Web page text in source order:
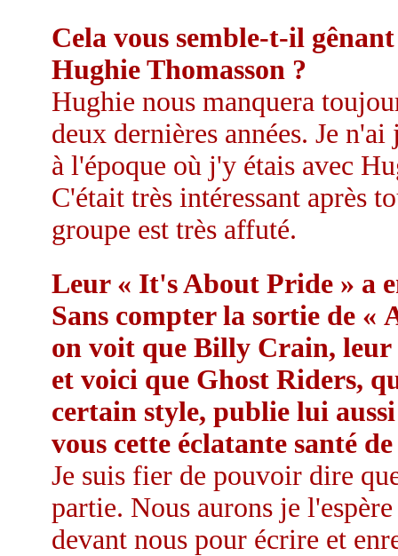
Cela vous semble-t-il
Hughie Thomasson ?
Hughie nous manquera
deux dernières années. Je
à l'époque où j'y étais avec
C'était très intéressant après
groupe est très affuté.
Leur « It's About Pride » a
Sans compter la sortie de «
on voit que Billy Crain, leur
et voici que Ghost Riders,
certain style, publie lui
vous cette éclatante santé
Je suis fier de pouvoir dire
partie. Nous aurons je
devant nous pour écrire et